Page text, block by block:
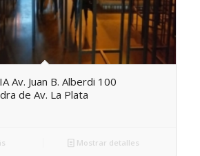
Av. Juan B. Alberdi 100
de Av. La Plata
Mostrar detalles